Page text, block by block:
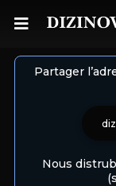
Partager
Nous